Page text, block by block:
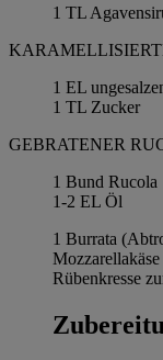
1 TL
1 EL
1 TL Zucker
GEBRATENER
1 Bund Rucola
1-2 EL Öl
1 Burrata
Mozzarellakäse
Rübenkresse